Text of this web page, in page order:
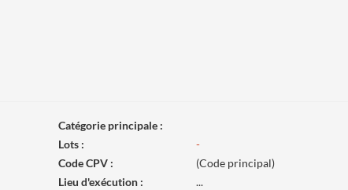
Catégorie principale :
Lots :
-
Code CPV :
(Code principal)
Lieu d'exécution :
...